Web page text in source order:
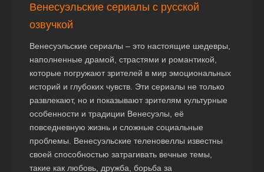
Венесуэльские сериалы с русской
озвучкой
Венесуэльские сериалы – это настоящие шедевры,
наполненные драмой, страстями и романтикой,
которые погружают зрителей в мир эмоциональных
историй и глубоких чувств. Эти сериалы не только
развлекают, но и показывают зрителям культурные
особенности и традиции Венесуэлы, её
повседневную жизнь и сложные социальные
проблемы. Венесуэльские теленовеллы известны
своей способностью затрагивать вечные темы,
такие как любовь, дружба, борьба за